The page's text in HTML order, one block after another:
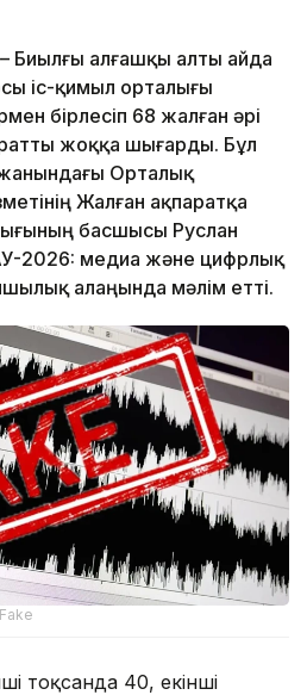
Биылғы алғашқы алты айда
іс-қимыл орталығы
бірлесіп 68 жалған әрі
жоққа шығарды. Бұл
жанындағы Орталық
Жалған ақпаратқа
басшысы Руслан
2026: медиа және цифрлық
алаңында мәлім етті.
тоқсанда 40, екінші